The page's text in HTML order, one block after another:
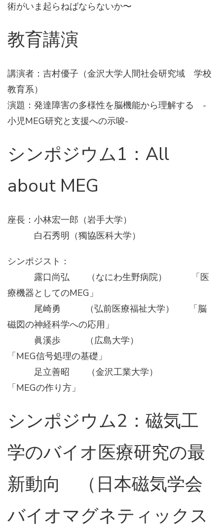
術がいま起らねばならないか〜
教育講演
講演者：吉村優子（金沢大学人間社会研究域 学校
教育系）
演題：発達障害の多様性を脳機能から理解する -
小児MEG研究と支援への示唆-
シンポジウム1：All
about MEG
座長：小林宏一郎（岩手大学）
白石秀明（獨協医科大学）
シンポジスト：
露口尚弘 （なにわ生野病院） 「医
療機器としてのMEG」
尾崎勇 （弘前医療福祉大学） 「脳
磁図の神経科学への応用」
眞溪歩 （広島大学）
「MEG信号処理の基礎」
足立善昭 （金沢工業大学）
「MEGの作り方」
シンポジウム2：磁気工
学のバイオ医療研究の最
新動向 （日本磁気学会
バイオマグネティックス